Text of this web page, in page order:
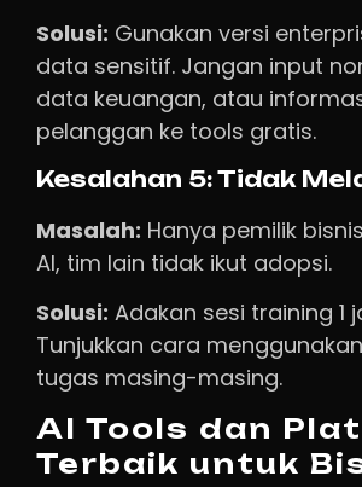
Solusi: Gunakan versi
data sensitif. Jangan input
data keuangan, atau
pelanggan ke tools gratis.
Kesalahan 5: Tidak
Masalah: Hanya pemilik
AI, tim lain tidak ikut adopsi.
Solusi: Adakan sesi training 1
Tunjukkan cara
tugas masing-masing.
AI Tools dan
Terbaik untuk